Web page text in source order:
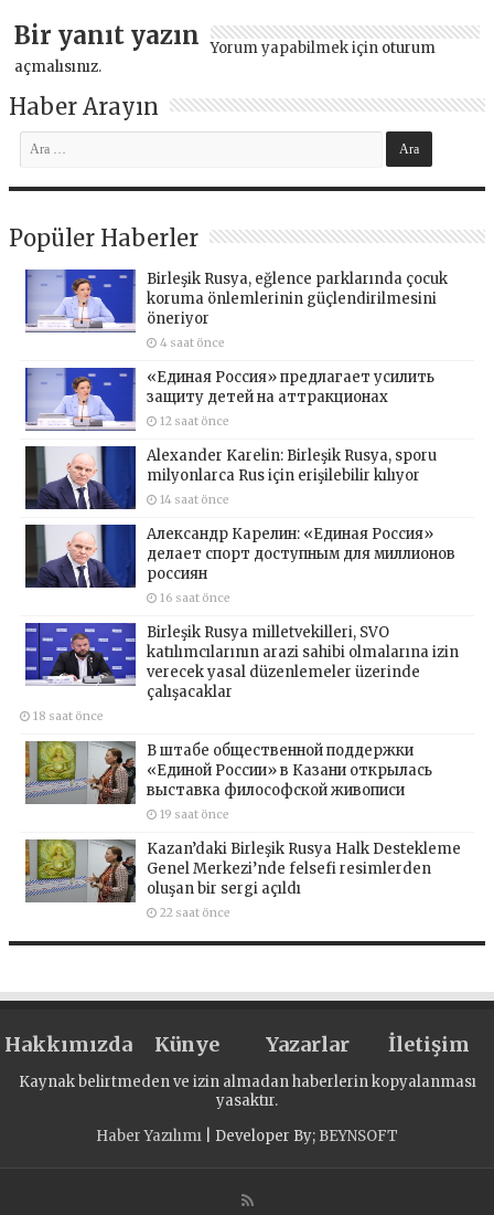
Bir yanıt yazın Yorum yapabilmek için oturum
açmalısınız.
Haber Arayın
Popüler Haberler
Birleşik Rusya, eğlence parklarında çocuk
koruma önlemlerinin güçlendirilmesini
öneriyor
4 saat önce
«Единая Россия» предлагает усилить
защиту детей на аттракционах
12 saat önce
Alexander Karelin: Birleşik Rusya, sporu
milyonlarca Rus için erişilebilir kılıyor
14 saat önce
Александр Карелин: «Единая Россия»
делает спорт доступным для миллионов
россиян
16 saat önce
Birleşik Rusya milletvekilleri, SVO
katılımcılarının arazi sahibi olmalarına izin
verecek yasal düzenlemeler üzerinde
çalışacaklar
18 saat önce
В штабе общественной поддержки
«Единой России» в Казани открылась
выставка философской живописи
19 saat önce
Kazan’daki Birleşik Rusya Halk Destekleme
Genel Merkezi’nde felsefi resimlerden
oluşan bir sergi açıldı
22 saat önce
Hakkımızda Künye Yazarlar İletişim
Kaynak belirtmeden ve izin almadan haberlerin kopyalanması
yasaktır.
Haber Yazılımı | Developer By; BEYNSOFT